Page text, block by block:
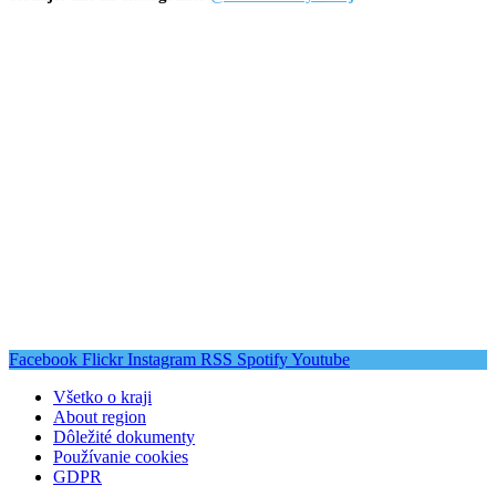
Facebook Flickr Instagram RSS SpotifyYoutube
Všetko o kraji
About region
Dôležité dokumenty
Používanie cookies
GDPR